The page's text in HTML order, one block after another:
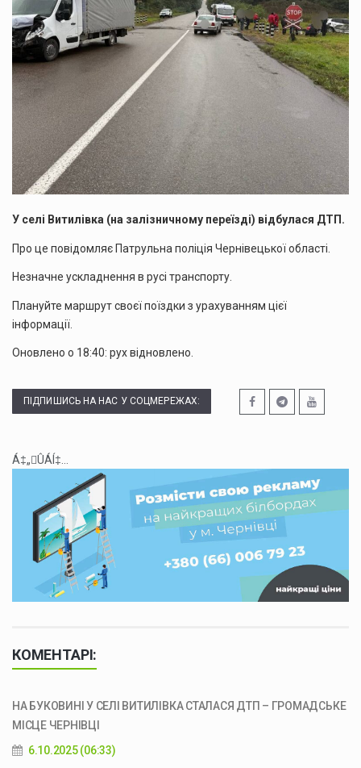
У селі Витилівка (на залізничному переїзді) відбулася ДТП.
Про це повідомляє Патрульна поліція Чернівецької області.
Незначне ускладнення в русі транспорту.
Плануйте маршрут своєї поїздки з урахуванням цієї
інформації.
Оновлено о 18:40: рух відновлено.
ПІДПИШИСЬ НА НАС У СОЦМЕРЕЖАХ:
Á‡„ÛÁÍ‡...
КОМЕНТАРІ:
НА БУКОВИНІ У СЕЛІ ВИТИЛІВКА СТАЛАСЯ ДТП – ГРОМАДСЬКЕ
МІСЦЕ ЧЕРНІВЦІ
6.10.2025 (06:33)